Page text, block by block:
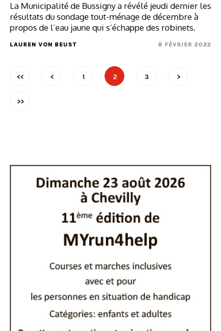
La Municipalité de Bussigny a révélé jeudi dernier les
résultats du sondage tout-ménage de décembre à
propos de l’eau jaune qui s’échappe des robinets.
LAUREN VON BEUST 8 FÉVRIER 2022
<< < 1 2 3 >
>>